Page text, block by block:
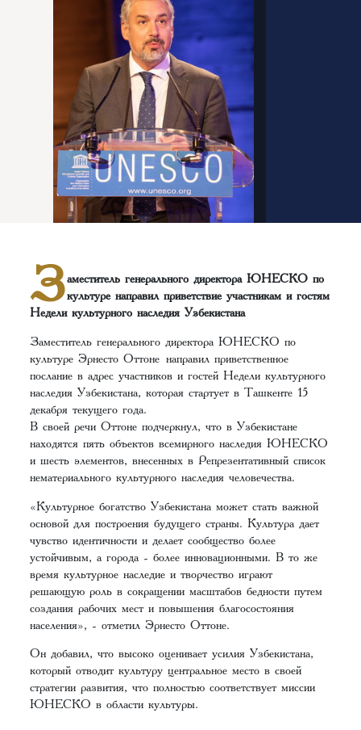
З аместитель генерального директора ЮНЕСКО по
культуре направил приветствие участникам и гостям
Недели культурного наследия Узбекистана
Заместитель генерального директора ЮНЕСКО по
культуре Эрнесто Оттоне направил приветственное
послание в адрес участников и гостей Недели культурного
наследия Узбекистана, которая стартует в Ташкенте 15
декабря текущего года.
В своей речи Оттоне подчеркнул, что в Узбекистане
находятся пять объектов всемирного наследия ЮНЕСКО
и шесть элементов, внесенных в Репрезентативный список
нематериального культурного наследия человечества.
«Культурное богатство Узбекистана может стать важной
основой для построения будущего страны. Культура дает
чувство идентичности и делает сообщество более
устойчивым, а города - более инновационными. В то же
время культурное наследие и творчество играют
решающую роль в сокращении масштабов бедности путем
создания рабочих мест и повышения благосостояния
населения», - отметил Эрнесто Оттоне.
Он добавил, что высоко оценивает усилия Узбекистана,
который отводит культуру центральное место в своей
стратегии развития, что полностью соответствует миссии
ЮНЕСКО в области культуры.